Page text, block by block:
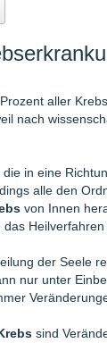
aller
nach
in eine
alle den
von Innen
Heilverfahren
der Seele
nur unter
sind